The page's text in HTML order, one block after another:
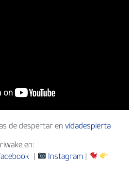
de despertar en vidadespierta
en:
| Instagram |